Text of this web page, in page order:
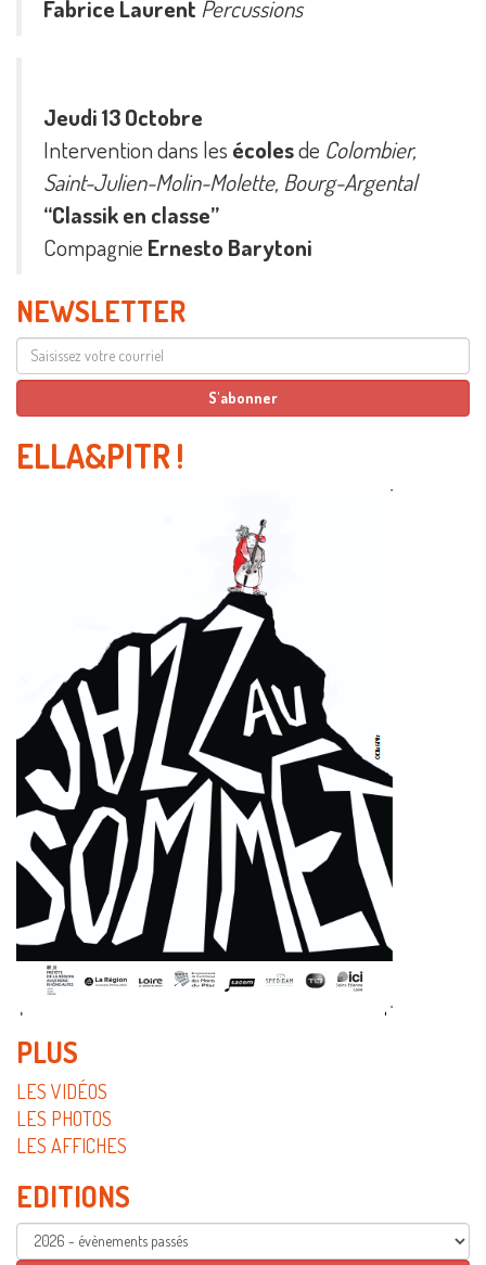
Fabrice Laurent Percussions
Jeudi 13 Octobre
Intervention dans les écolesde Colombier,
Saint-Julien-Molin-Molette, Bourg-Argental
‘‘Classik en classe’’
Compagnie Ernesto Barytoni
NEWSLETTER
ELLA&PITR !
PLUS
LES VIDÉOS
LES PHOTOS
LES AFFICHES
EDITIONS